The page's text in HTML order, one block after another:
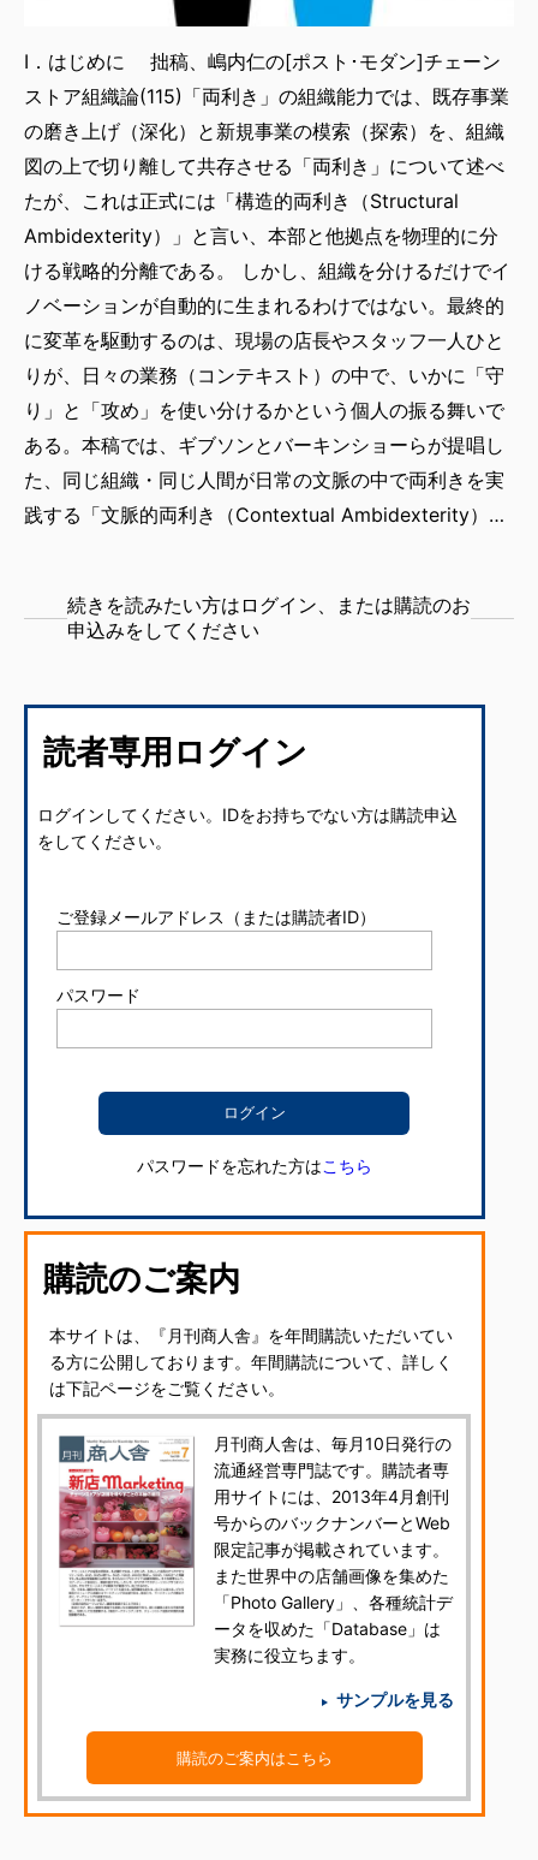
Ⅰ．はじめに 拙稿、嶋内仁の[ポスト･モダン]チェーン
ストア組織論(115)「両利き」の組織能力では、既存事業
の磨き上げ（深化）と新規事業の模索（探索）を、組織
図の上で切り離して共存させる「両利き」について述べ
たが、これは正式には「構造的両利き（Structural
Ambidexterity）」と言い、本部と他拠点を物理的に分
ける戦略的分離である。 しかし、組織を分けるだけでイ
ノベーションが自動的に生まれるわけではない。最終的
に変革を駆動するのは、現場の店長やスタッフ一人ひと
りが、日々の業務（コンテキスト）の中で、いかに「守
り」と「攻め」を使い分けるかという個人の振る舞いで
ある。本稿では、ギブソンとバーキンショーらが提唱し
た、同じ組織・同じ人間が日常の文脈の中で両利きを実
践する「文脈的両利き（Contextual Ambidexterity）…
続きを読みたい方はログイン、または購読のお
申込みをしてください
読者専用ログイン
ログインしてください。IDをお持ちでない方は購読申込
をしてください。
ご登録メールアドレス（または購読者ID）
パスワード
パスワードを忘れた方はこちら
購読のご案内
本サイトは、『月刊商人舎』を年間購読いただいてい
る方に公開しております。年間購読について、詳しく
は下記ページをご覧ください。
月刊商人舎は、毎月10日発行の
流通経営専門誌です。購読者専
用サイトには、2013年4月創刊
号からのバックナンバーとWeb
限定記事が掲載されています。
また世界中の店舗画像を集めた
「Photo Gallery」、各種統計デ
ータを収めた「Database」は
実務に役立ちます。
サンプルを見る
購読のご案内はこちら